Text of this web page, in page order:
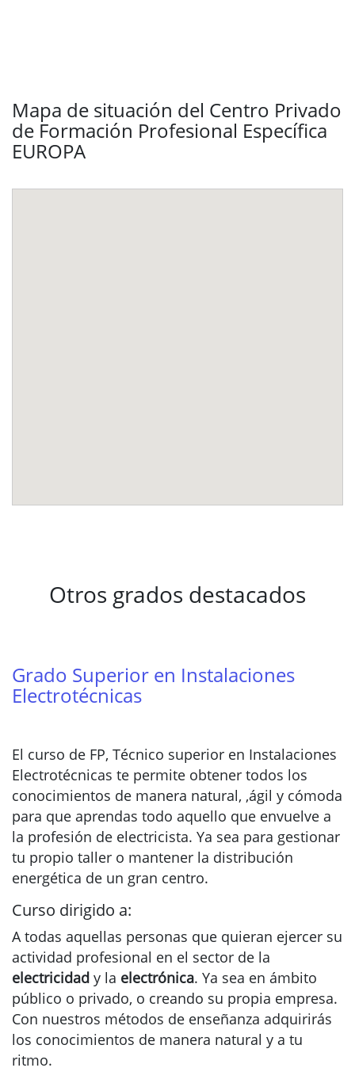
Mapa de situación del Centro Privado
de Formación Profesional Específica
EUROPA
Otros grados destacados
Grado Superior en Instalaciones
Electrotécnicas
El curso de FP, Técnico superior en Instalaciones
Electrotécnicas te permite obtener todos los
conocimientos de manera natural, ,ágil y cómoda
para que aprendas todo aquello que envuelve a
la profesión de electricista. Ya sea para gestionar
tu propio taller o mantener la distribución
energética de un gran centro.
Curso dirigido a:
A todas aquellas personas que quieran ejercer su
actividad profesional en el sector de la
electricidad y la electrónica. Ya sea en ámbito
público o privado, o creando su propia empresa.
Con nuestros métodos de enseñanza adquirirás
los conocimientos de manera natural y a tu
ritmo.